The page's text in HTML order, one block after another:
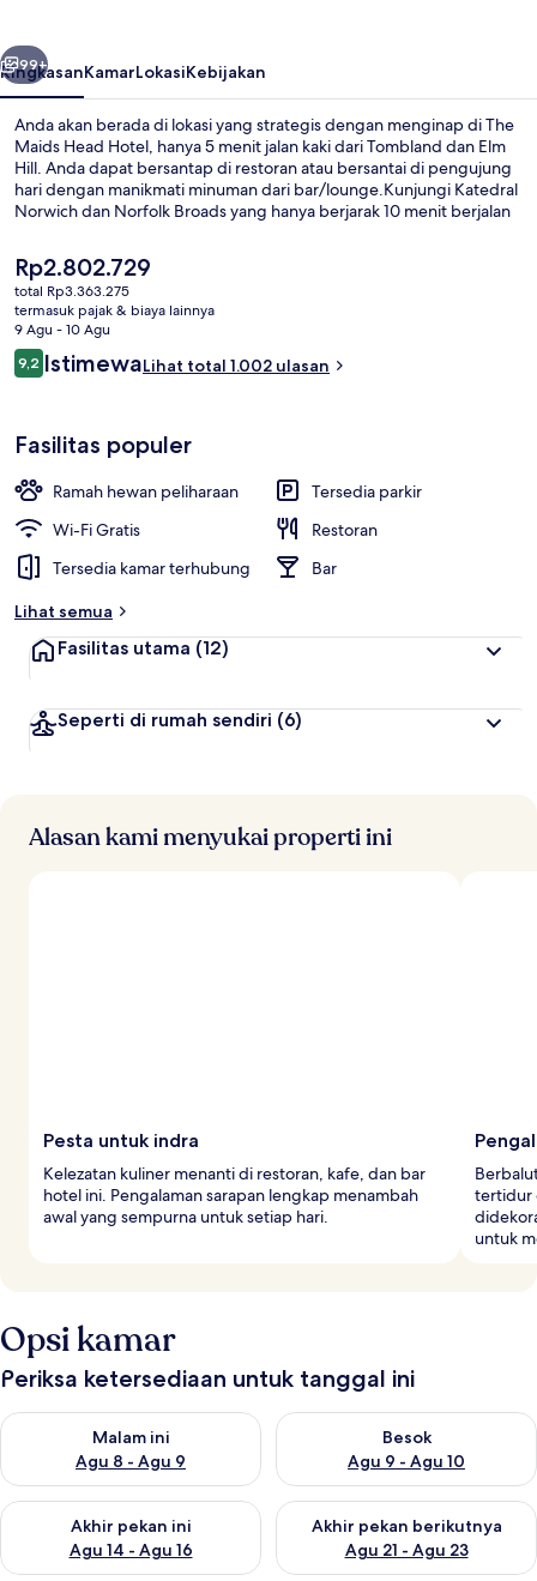
Berikutnya
99+
RingkasanKamarLokasiKebijakan
Anda akan berada di lokasi yang strategis dengan menginap di The
Maids Head Hotel, hanya 5 menit jalan kaki dari Tombland dan Elm
Hill. Anda dapat bersantap di restoran atau bersantai di pengujung
hari dengan manikmati minuman dari bar/lounge.Kunjungi Katedral
Norwich dan Norfolk Broads yang hanya berjarak 10 menit berjalan
kondisi keseluruhan.
Harga
saat
ini
Rp2.802.729
Rp2.802.729
total Rp3.363.275
termasuk pajak & biaya lainnya
9 Agu - 10 Agu
Ulasan
9,29,2 dari 10
IstimewaLihat total 1.002 ulasan
Fasilitas populer
Ramah hewan peliharaan
Tersedia parkir
Wi-Fi Gratis
Restoran
Tersedia kamar terhubung
Bar
Lihat semua
Fasilitas utama (12)
Seperti di rumah sendiri (6)
Alasan kami menyukai properti ini
Pesta untuk indra
Kelezatan kuliner menanti di restoran, kafe, dan bar
hotel ini. Pengalaman sarapan lengkap menambah
awal yang sempurna untuk setiap hari.
tertidur
untuk
Opsi kamar
Periksa ketersediaan untuk tanggal ini
Malam ini
Agu 8 - Agu 9
Periksa ketersediaan untuk malam ini Agu 8 - Agu 9
Besok
Agu 9 - Agu 10
Periksa ketersediaan untuk
Akhir pekan ini
Agu 14 - Agu 16
Periksa ketersediaan untuk akhir pekan ini Agu 14 - Agu 16
Akhir pekan berikutnya
Agu 21 - Agu 23
Periksa ketersediaan untuk